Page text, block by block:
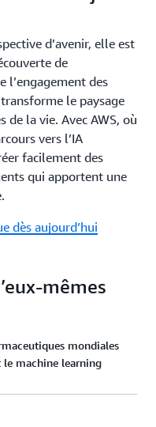
d’avenir, elle est
de
l’engagement des
le paysage
de la vie. Avec AWS, où
vers l’IA
facilement des
qui apportent une
dès aujourd’hui
mêmes
mondiales
le machine learning